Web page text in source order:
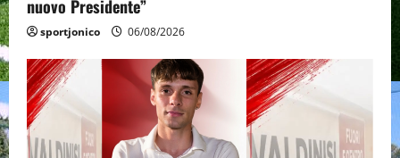
nuovo Presidente”
sportjonico 06/08/2026